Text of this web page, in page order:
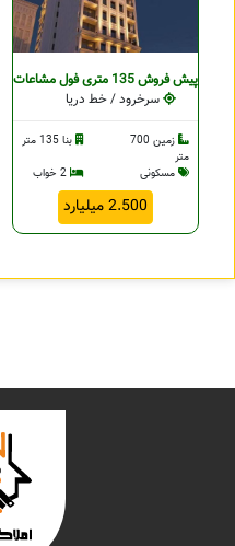
پیش فروش 135 متری فول مشاعات
سرخرود / خط دریا
زمین 700
متر
بنا 135 متر
مسکونی
2 خواب
2.500 میلیارد